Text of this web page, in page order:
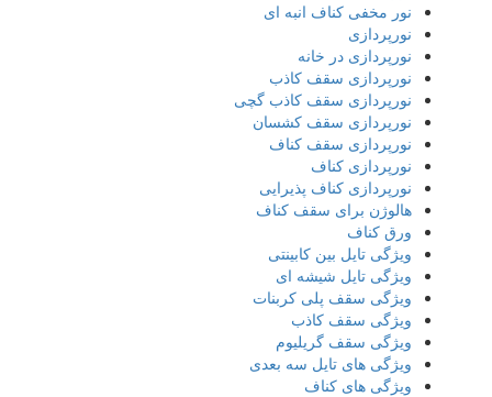
نور مخفی کناف انبه ای
نورپردازی
نورپردازی در خانه
نورپردازی سقف کاذب
نورپردازی سقف کاذب گچی
نورپردازی سقف کشسان
نورپردازی سقف کناف
نورپردازی کناف
نورپردازی کناف پذیرایی
هالوژن برای سقف کناف
ورق کناف
ویژگی تایل بین کابینتی
ویژگی تایل شیشه ای
ویژگی سقف پلی کربنات
ویژگی سقف کاذب
ویژگی سقف گریلیوم
ویژگی های تایل سه بعدی
ویژگی های کناف